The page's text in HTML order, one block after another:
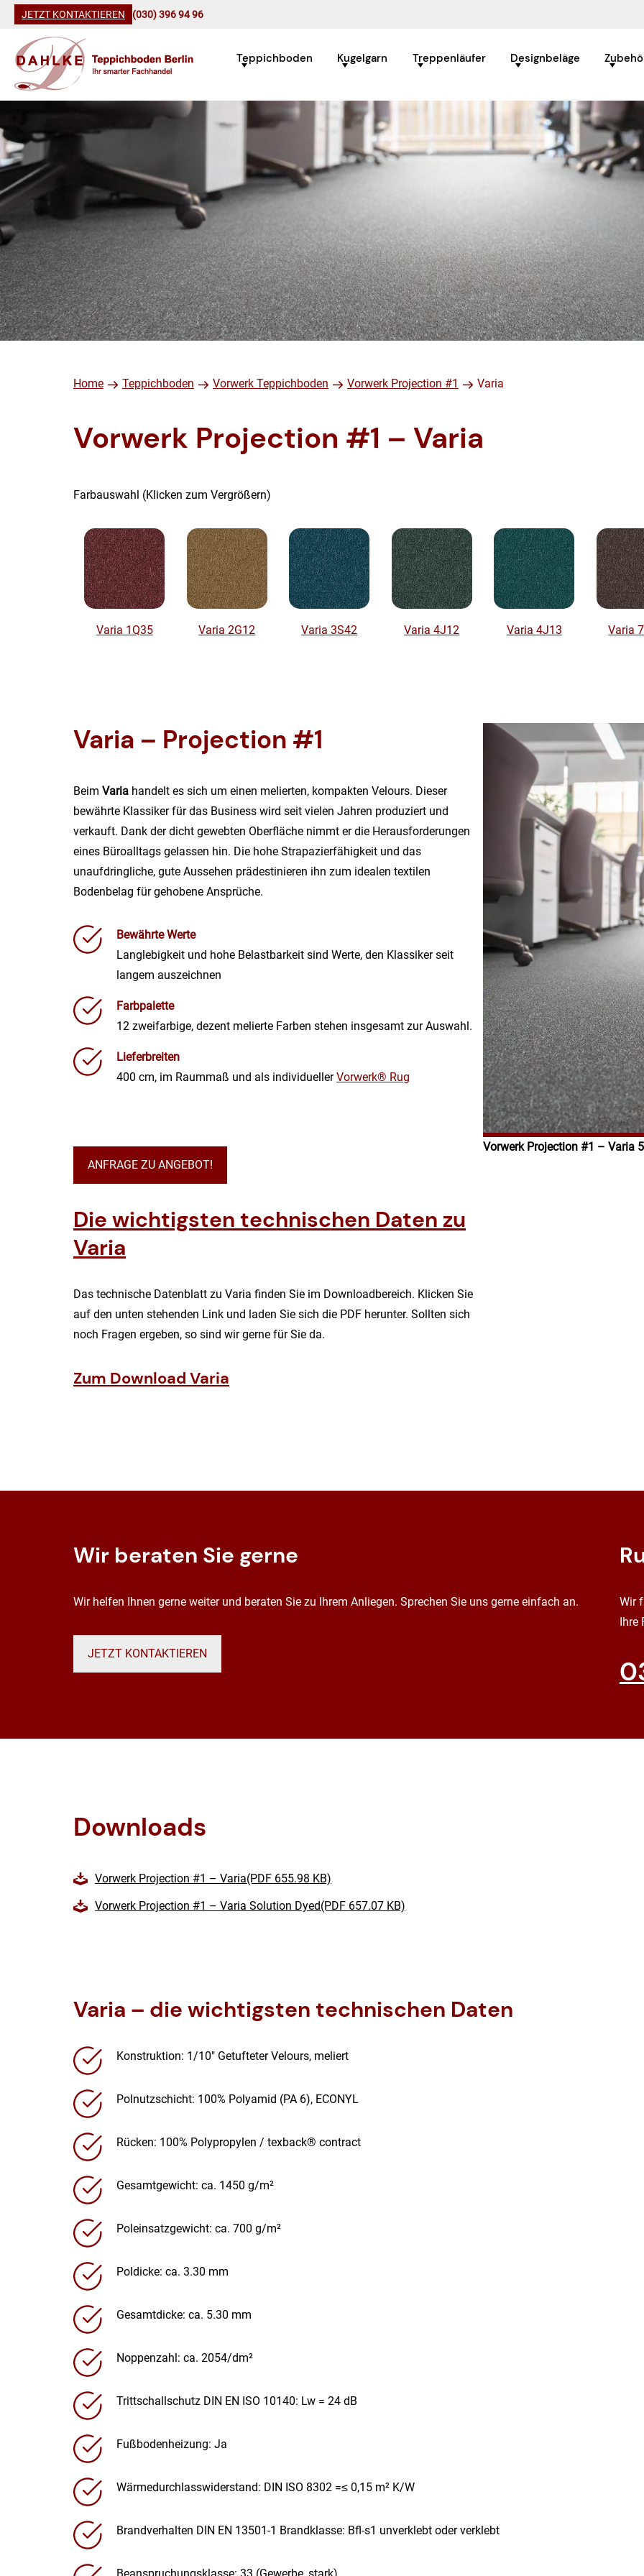
JETZT KONTAKTIEREN (030) 396 94 96
Teppichboden Kugelgarn Treppenläufer Designbeläge
Home Teppichboden Vorwerk Teppichboden Vorwerk Projection #1 Varia
Vorwerk Projection #1 – Varia
Farbauswahl (Klicken zum Vergrößern)
Varia 1Q35 Varia 2G12 Varia 3S42 Varia 4J12 Varia 4J13 Varia
Varia – Projection #1
Beim Varia handelt es sich um einen melierten, kompakten Velours. Dieser
bewährte Klassiker für das Business wird seit vielen Jahren produziert und
verkauft. Dank der dicht gewebten Oberfläche nimmt er die Herausforderungen
eines Büroalltags gelassen hin. Die hohe Strapazierfähigkeit und das
unaufdringliche, gute Aussehen prädestinieren ihn zum idealen textilen
Bodenbelag für gehobene Ansprüche.
Bewährte Werte
Langlebigkeit und hohe Belastbarkeit sind Werte, den Klassiker seit
langem auszeichnen
Farbpalette
12 zweifarbige, dezent melierte Farben stehen insgesamt zur Auswahl.
Lieferbreiten
400 cm, im Raummaß und als individuellerVorwerk® Rug
ANFRAGE ZU ANGEBOT!
Die wichtigsten technischen Daten zu
Varia
Das technische Datenblatt zu Varia finden Sie im Downloadbereich. Klicken Sie
auf den unten stehenden Link und laden Sie sich die PDF herunter. Sollten sich
noch Fragen ergeben, so sind wir gerne für Sie da.
Zum Download Varia
Vorwerk Projection #1 – Varia
Wir beraten Sie gerne
Wir helfen Ihnen gerne weiter und beraten Sie zu Ihrem Anliegen. Sprechen Sie uns gerne einfach an.
JETZT KONTAKTIEREN
Wir
Ihre
Downloads
Vorwerk Projection #1 – Varia(PDF 655.98 KB)
Vorwerk Projection #1 – Varia Solution Dyed(PDF 657.07 KB)
Varia – die wichtigsten technischen Daten
Konstruktion: 1/10″ Getufteter Velours, meliert
Polnutzschicht: 100% Polyamid (PA 6), ECONYL
Rücken: 100% Polypropylen / texback® contract
Gesamtgewicht: ca. 1450 g/m²
Poleinsatzgewicht: ca. 700 g/m²
Poldicke: ca. 3.30 mm
Gesamtdicke: ca. 5.30 mm
Noppenzahl: ca. 2054/dm²
Trittschallschutz DIN EN ISO 10140: Lw = 24 dB
Fußbodenheizung: Ja
Wärmedurchlasswiderstand: DIN ISO 8302 =≤ 0,15 m² K/W
Brandverhalten DIN EN 13501-1 Brandklasse: Bfl-s1 unverklebt oder verklebt